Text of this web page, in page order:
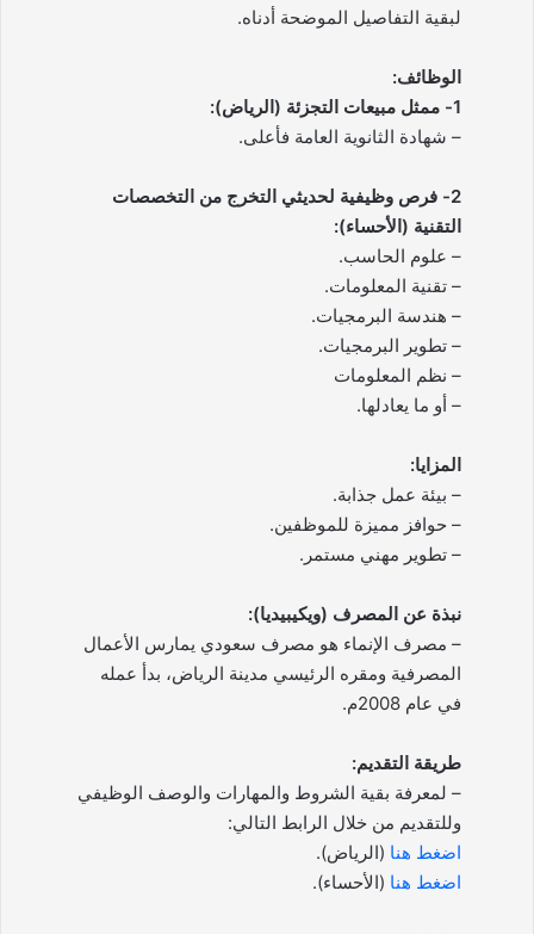
لبقية التفاصيل الموضحة أدناه.
الوظائف:
1- ممثل مبيعات التجزئة (الرياض):
– شهادة الثانوية العامة فأعلى.
2- فرص وظيفية لحديثي التخرج من التخصصات
التقنية (الأحساء):
– علوم الحاسب.
– تقنية المعلومات.
– هندسة البرمجيات.
– تطوير البرمجيات.
– نظم المعلومات
– أو ما يعادلها.
المزايا:
– بيئة عمل جذابة.
– حوافز مميزة للموظفين.
– تطوير مهني مستمر.
نبذة عن المصرف (ويكيبيديا):
– مصرف الإنماء هو مصرف سعودي يمارس الأعمال
المصرفية ومقره الرئيسي مدينة الرياض، بدأ عمله
في عام 2008م.
طريقة التقديم:
– لمعرفة بقية الشروط والمهارات والوصف الوظيفي
وللتقديم من خلال الرابط التالي:
اضغط هنا (الرياض).
اضغط هنا (الأحساء).